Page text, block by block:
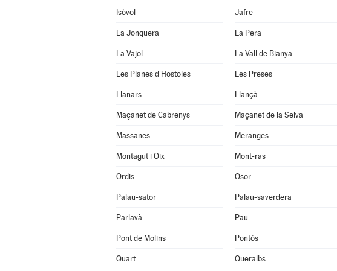
Isòvol Jafre
La Jonquera La Pera
La Vajol La Vall de Bianya
Les Planes d'Hostoles Les Preses
Llanars Llançà
Maçanet de Cabrenys Maçanet de la Selva
Massanes Meranges
Montagut i Oix Mont-ras
Ordis Osor
Palau-sator Palau-saverdera
Parlavà Pau
Pont de Molins Pontós
Quart Queralbs